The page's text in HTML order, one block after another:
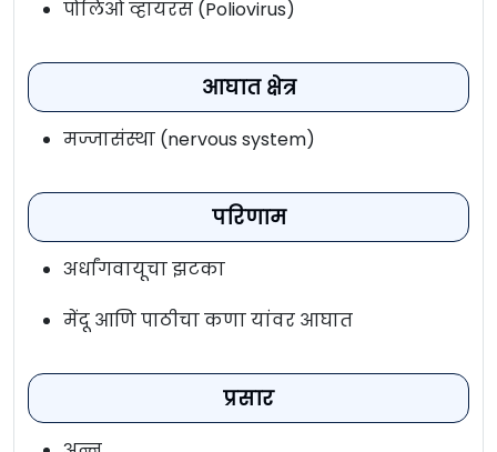
पोलिओ व्हायरस (Poliovirus)
आघात क्षेत्र
मज्जासंस्था (nervous system)
परिणाम
अर्धांगवायूचा झटका
मेंदू आणि पाठीचा कणा यांवर आघात
प्रसार